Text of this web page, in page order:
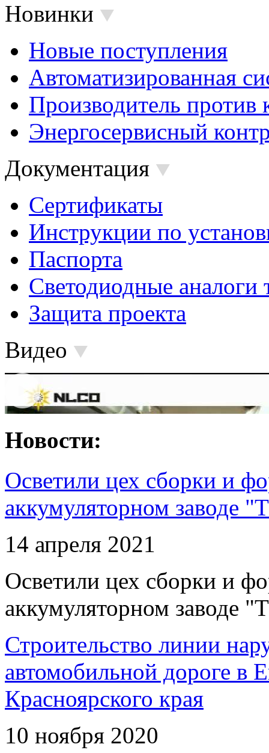
Новинки
Новые поступления
Автоматизированная
Производитель против
Энергосервисный
Документация
Сертификаты
Инструкции по
Паспорта
Светодиодные аналоги
Защита проекта
Видео
Новости:
Осветили цех сборки и
аккумуляторном заводе
14 апреля 2021
Осветили цех сборки и
аккумуляторном заводе
Строительство линии
автомобильной дороге в
Красноярского края
10 ноября 2020